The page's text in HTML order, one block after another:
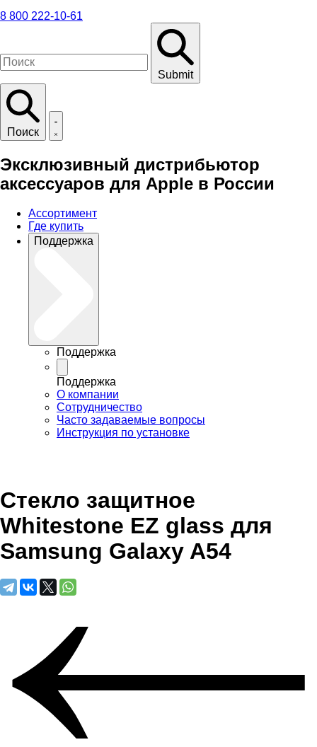
8 800 222-10-61
Submit
Поиск
Эксклюзивный дистрибьютор
аксессуаров для Apple в России
Ассортимент
Где купить
Поддержка
Поддержка
Поддержка
О компании
Сотрудничество
Часто задаваемые вопросы
Инструкция по установке
Стекло защитное
Whitestone EZ glass для
Samsung Galaxy A54